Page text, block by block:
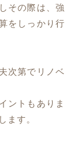
その際は、強
をしっかり行
次第でリノベ
ントもありま
ます。